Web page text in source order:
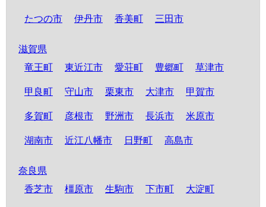
たつの市 伊丹市 香美町 三田市
滋賀県
竜王町
東近江市 愛荘町 豊郷町 草津市
甲良町 守山市 栗東市 大津市 甲賀市
多賀町 彦根市 野洲市 長浜市 米原市
湖南市 近江八幡市 日野町 高島市
奈良県
香芝市
橿原市 生駒市 下市町 大淀町